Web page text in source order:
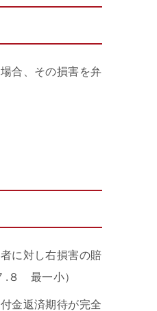
合、その損害を弁
に対し右損害の賠
.８ 最一小）
金返済期待が完全